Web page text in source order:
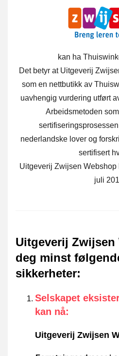
kan ha
Det betyr at Uitgeverij
som en nettbutikk av
uavhengig vurdering utført
Arbeidsmetoden
nederlandske lover og
sertifisert
Uitgeverij Zwijsen Webshop
juli
Uitgeverij
deg minst
sikkerheter:
Selskapet
kan nå:
Uitgeverij Zwijsen